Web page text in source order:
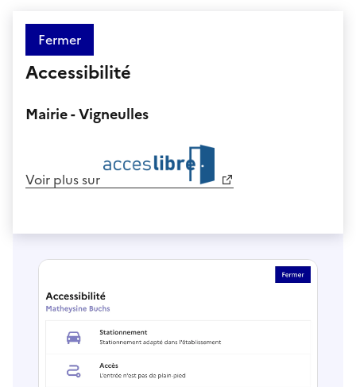
Fermer
Accessibilité
Mairie - Vigneulles
Voir plus sur